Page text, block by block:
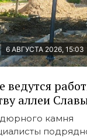
6 АВГУСТА 2026, 15:03
ведутся
аллеи
камня